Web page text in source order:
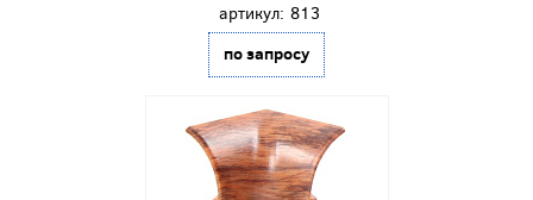
артикул: 813
по запросу